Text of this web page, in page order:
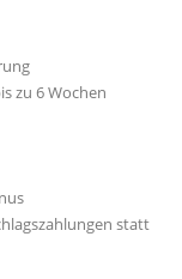
zu 6 Wochen
statt